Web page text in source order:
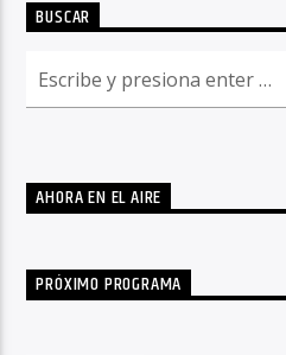
BUSCAR
AHORA EN EL AIRE
PRÓXIMO PROGRAMA